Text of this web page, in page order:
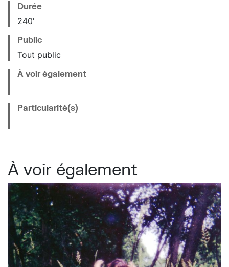
Durée
240'
Public
Tout public
À voir également
Particularité(s)
À voir également